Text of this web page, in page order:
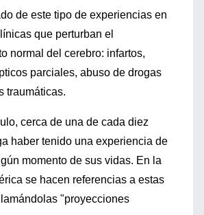
de este tipo de experiencias en
que perturban el
normal del cerebro: infartos,
parciales, abuso de drogas
traumáticas.
cerca de una de cada diez
haber tenido una experiencia de
momento de sus vidas. En la
se hacen referencias a estas
"proyecciones